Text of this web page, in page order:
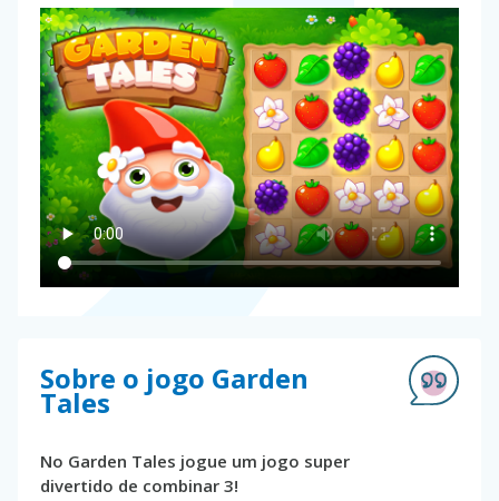
Sobre o jogo Garden
Tales
No Garden Tales jogue um jogo super
divertido de combinar 3!